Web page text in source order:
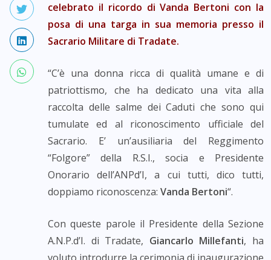
celebrato il ricordo di Vanda Bertoni con la
posa di una targa in sua memoria presso il
Sacrario Militare di Tradate.
“C’è una donna ricca di qualità umane e di
patriottismo, che ha dedicato una vita alla
raccolta delle salme dei Caduti che sono qui
tumulate ed al riconoscimento ufficiale del
Sacrario. E’ un’ausiliaria del Reggimento
“Folgore” della R.S.I., socia e Presidente
Onorario dell’ANPd’I, a cui tutti, dico tutti,
doppiamo riconoscenza: Vanda Bertoni“.
Con queste parole il Presidente della Sezione
A.N.P.d’I. di Tradate, Giancarlo Millefanti, ha